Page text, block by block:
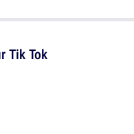
Tik Tok